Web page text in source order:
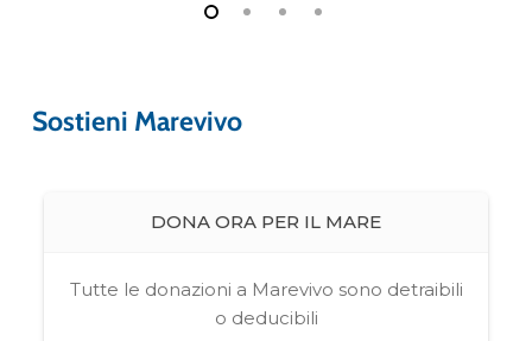
Sostieni Marevivo